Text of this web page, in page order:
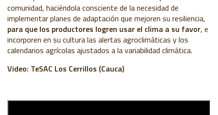
comunidad, haciéndola consciente de la necesidad de
implementar planes de adaptación que mejoren su resiliencia,
para que los productores logren usar el clima a su favor, e
incorporen en su cultura las alertas agroclimáticas y los
calendarios agrícolas ajustados a la variabilidad climática.
Video: TeSAC Los Cerrillos (Cauca)